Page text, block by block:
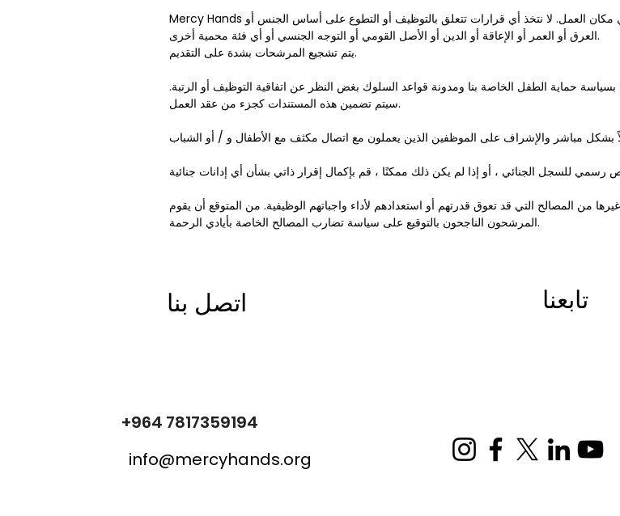
Mercy Hands هو صاحب عمل يتسم بتكافؤ الفرص ويعترف بقيمة التنوع في مكان العمل. لا نتخذ أي قرارات تتعلق بالتوظيف أو التطوع على أساس الجنس أو
العرق أو العمر أو الإعاقة أو الدين أو الأصل القومي أو التوجه الجنسي أو أي فئة محمية أخرى.
يتم تشجيع المرشحات بشدة على التقديم.
بسياسة حماية الطفل الخاصة بنا ومدونة قواعد السلوك بغض النظر عن اتفاقية التوظيف أو الرتبة.
سيتم تضمين هذه المستندات كجزء من عقد العمل.
من المصالح التي قد تعوق قدرتهم أو استعدادهم لأداء واجباتهم الوظيفية. من المتوقع أن يقوم
المرشحون الناجحون بالتوقيع على سياسة تضارب المصالح الخاصة بأيادي الرحمة.
اتصل بنا تابعنا
+964 7817359194
info@mercyhands.org